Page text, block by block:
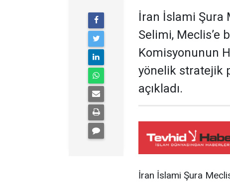
İran İslami Şura
Selimi, Meclis’e
Komisyonunun
yönelik stratejik
açıkladı.
İran İslami Şura